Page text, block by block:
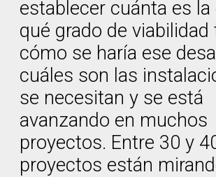
establecer cuánta es la
qué grado de viabilidad
cómo se haría ese
cuáles son las
se necesitan y se está
avanzando en muchos
proyectos. Entre 30 y
proyectos están